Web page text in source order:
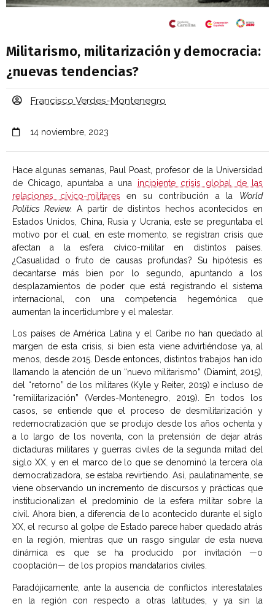
Militarismo, militarización y democracia:
¿nuevas tendencias?
Francisco Verdes-Montenegro
14 noviembre, 2023
Hace algunas semanas, Paul Poast, profesor de la Universidad
de Chicago, apuntaba a una incipiente crisis global de las
relaciones cívico-militares en su contribución a la World
Politics Review. A partir de distintos hechos acontecidos en
Estados Unidos, China, Rusia y Ucrania, este se preguntaba el
motivo por el cual, en este momento, se registran crisis que
afectan a la esfera cívico-militar en distintos países.
¿Casualidad o fruto de causas profundas? Su hipótesis es
decantarse más bien por lo segundo, apuntando a los
desplazamientos de poder que está registrando el sistema
internacional, con una competencia hegemónica que
aumentan la incertidumbre y el malestar.
Los países de América Latina y el Caribe no han quedado al
margen de esta crisis, si bien esta viene advirtiéndose ya, al
menos, desde 2015. Desde entonces, distintos trabajos han ido
llamando la atención de un “nuevo militarismo” (Diamint, 2015),
del “retorno” de los militares (Kyle y Reiter, 2019) e incluso de
“remilitarización” (Verdes-Montenegro, 2019). En todos los
casos, se entiende que el proceso de desmilitarización y
redemocratización que se produjo desde los años ochenta y
a lo largo de los noventa, con la pretensión de dejar atrás
dictaduras militares y guerras civiles de la segunda mitad del
siglo XX, y en el marco de lo que se denominó la tercera ola
democratizadora, se estaba revirtiendo. Así, paulatinamente, se
viene observando un incremento de discursos y prácticas que
institucionalizan el predominio de la esfera militar sobre la
civil. Ahora bien, a diferencia de lo acontecido durante el siglo
XX, el recurso al golpe de Estado parece haber quedado atrás
en la región, mientras que un rasgo singular de esta nueva
dinámica es que se ha producido por invitación —o
cooptación— de los propios mandatarios civiles.
Paradójicamente, ante la ausencia de conflictos interestatales
en la región con respecto a otras latitudes, y ya sin la